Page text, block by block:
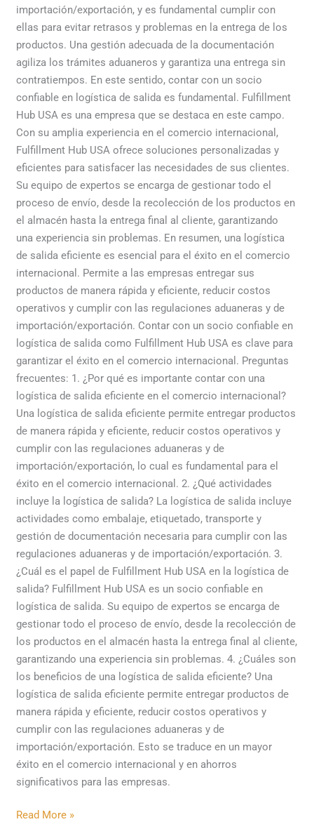
importación/exportación, y es fundamental cumplir con
ellas para evitar retrasos y problemas en la entrega de los
productos. Una gestión adecuada de la documentación
agiliza los trámites aduaneros y garantiza una entrega sin
contratiempos. En este sentido, contar con un socio
confiable en logística de salida es fundamental. Fulfillment
Hub USA es una empresa que se destaca en este campo.
Con su amplia experiencia en el comercio internacional,
Fulfillment Hub USA ofrece soluciones personalizadas y
eficientes para satisfacer las necesidades de sus clientes.
Su equipo de expertos se encarga de gestionar todo el
proceso de envío, desde la recolección de los productos en
el almacén hasta la entrega final al cliente, garantizando
una experiencia sin problemas. En resumen, una logística
de salida eficiente es esencial para el éxito en el comercio
internacional. Permite a las empresas entregar sus
productos de manera rápida y eficiente, reducir costos
operativos y cumplir con las regulaciones aduaneras y de
importación/exportación. Contar con un socio confiable en
logística de salida como Fulfillment Hub USA es clave para
garantizar el éxito en el comercio internacional. Preguntas
frecuentes: 1. ¿Por qué es importante contar con una
logística de salida eficiente en el comercio internacional?
Una logística de salida eficiente permite entregar productos
de manera rápida y eficiente, reducir costos operativos y
cumplir con las regulaciones aduaneras y de
importación/exportación, lo cual es fundamental para el
éxito en el comercio internacional. 2. ¿Qué actividades
incluye la logística de salida? La logística de salida incluye
actividades como embalaje, etiquetado, transporte y
gestión de documentación necesaria para cumplir con las
regulaciones aduaneras y de importación/exportación. 3.
¿Cuál es el papel de Fulfillment Hub USA en la logística de
salida? Fulfillment Hub USA es un socio confiable en
logística de salida. Su equipo de expertos se encarga de
gestionar todo el proceso de envío, desde la recolección de
los productos en el almacén hasta la entrega final al cliente,
garantizando una experiencia sin problemas. 4. ¿Cuáles son
los beneficios de una logística de salida eficiente? Una
logística de salida eficiente permite entregar productos de
manera rápida y eficiente, reducir costos operativos y
cumplir con las regulaciones aduaneras y de
importación/exportación. Esto se traduce en un mayor
éxito en el comercio internacional y en ahorros
significativos para las empresas.
Read More »